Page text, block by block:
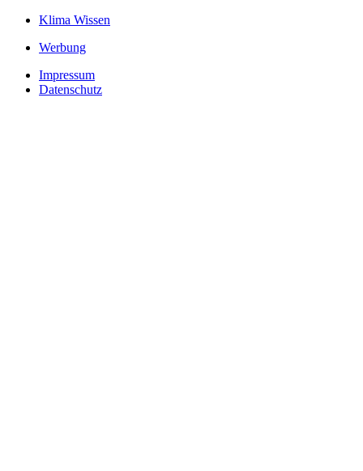
Klima Wissen
Werbung
Impressum
Datenschutz